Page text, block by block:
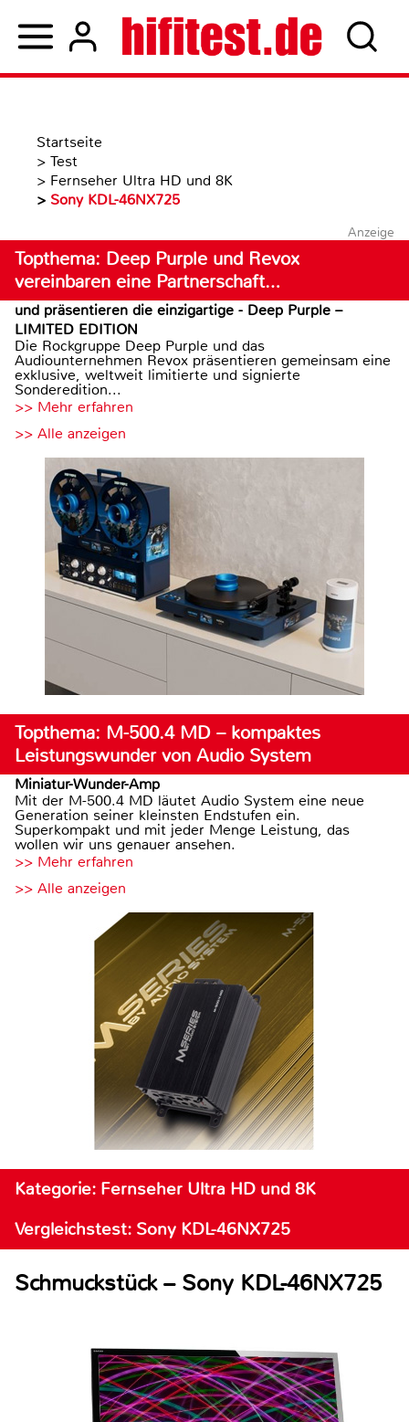
Startseite
> Test
> Fernseher Ultra HD und 8K
> Sony KDL-46NX725
Anzeige
Topthema: Deep Purple und Revox
vereinbaren eine Partnerschaft…
und präsentieren die einzigartige - Deep Purple –
LIMITED EDITION
Die Rockgruppe Deep Purple und das
Audiounternehmen Revox präsentieren gemeinsam eine
exklusive, weltweit limitierte und signierte
Sonderedition...
>> Mehr erfahren
>> Alle anzeigen
Topthema: M-500.4 MD – kompaktes
Leistungswunder von Audio System
Miniatur-Wunder-Amp
Mit der M-500.4 MD läutet Audio System eine neue
Generation seiner kleinsten Endstufen ein.
Superkompakt und mit jeder Menge Leistung, das
wollen wir uns genauer ansehen.
>> Mehr erfahren
>> Alle anzeigen
Kategorie: Fernseher Ultra HD und 8K
Vergleichstest: Sony KDL-46NX725
Schmuckstück – Sony KDL-46NX725